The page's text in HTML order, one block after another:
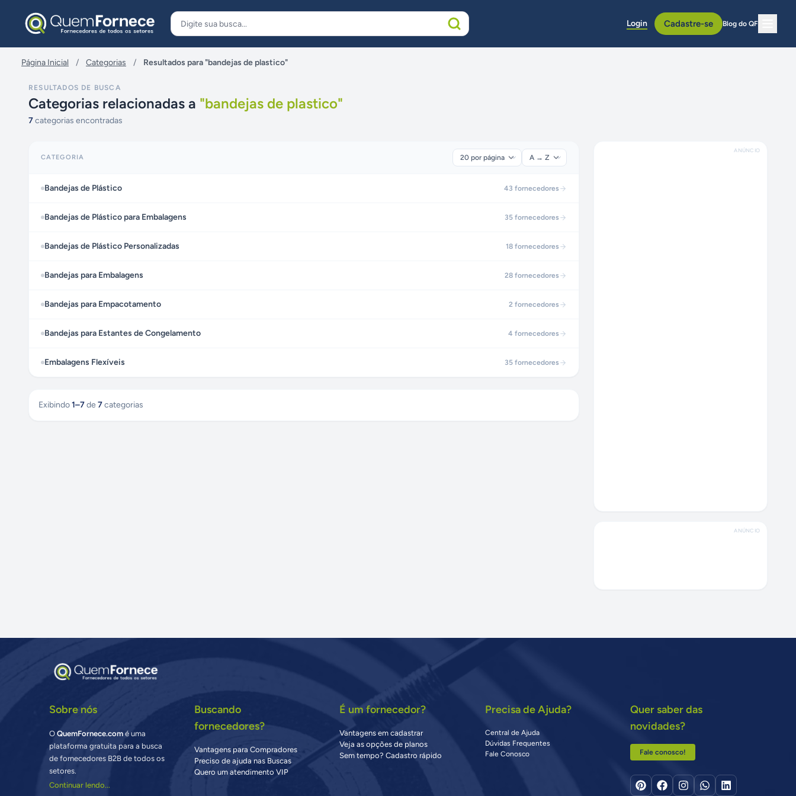
Login Cadastre-se Blog do QF
Página Inicial / Categorias / Resultados para "bandejas de plastico"
RESULTADOS DE BUSCA
Categorias relacionadas a "bandejas de plastico"
7categorias encontradas
CATEGORIA
Bandejas de Plástico 43 fornecedores
Bandejas de Plástico para Embalagens 35 fornecedores
Bandejas de Plástico Personalizadas 18 fornecedores
Bandejas para Embalagens 28 fornecedores
Bandejas para Empacotamento 2 fornecedores
Bandejas para Estantes de Congelamento 4 fornecedores
Embalagens Flexíveis 35 fornecedores
Exibindo1–7de 7categorias
ANÚNCIO
ANÚNCIO
Sobre nós
OQuemFornece.com é uma
plataforma gratuita para a busca
de fornecedores B2B de todos os
setores.
Continuar lendo...
Buscando
fornecedores?
Vantagens para Compradores
Preciso de ajuda nas Buscas
Quero um atendimento VIP
É um fornecedor?
Vantagens em cadastrar
Veja as opções de planos
Sem tempo? Cadastro rápido
Precisa de Ajuda?
Central de Ajuda
Dúvidas Frequentes
Fale Conosco
Quer saber das
novidades?
Fale conosco!